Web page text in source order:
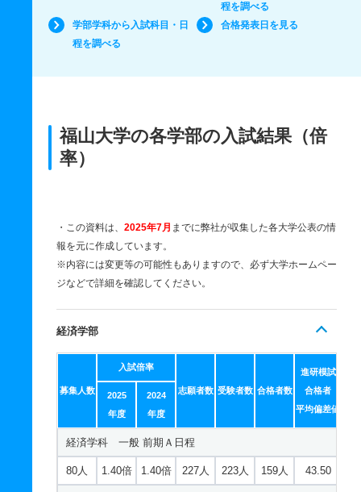
程を調べる
学部学科から入試科目・日
程を調べる
合格発表日を見る
福山大学の各学部の入試結果（倍
率）
・この資料は、 2025年7月 までに弊社が収集した各大学公表の情
報を元に作成しています。
※内容には変更等の可能性もありますので、必ず大学ホームペー
ジなどで詳細を確認してください。
経済学部
募集人数
入試倍率
志願者数 受験者数 合格者数
進研模試
合格者
平均偏差値
2025
年度
2024
年度
経済学科 一般 前期Ａ日程
80人 1.40倍 1.40倍 227人 223人 159人 43.50